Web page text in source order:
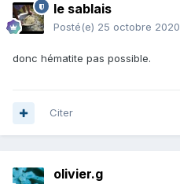
le sablais
Posté(e) 25 octobre 2020
donc hématite pas possible.
Citer
olivier.g